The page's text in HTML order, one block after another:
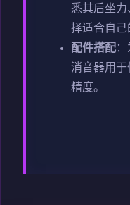
悉其后坐
择适合自己
配件搭配
消音器用
精度。